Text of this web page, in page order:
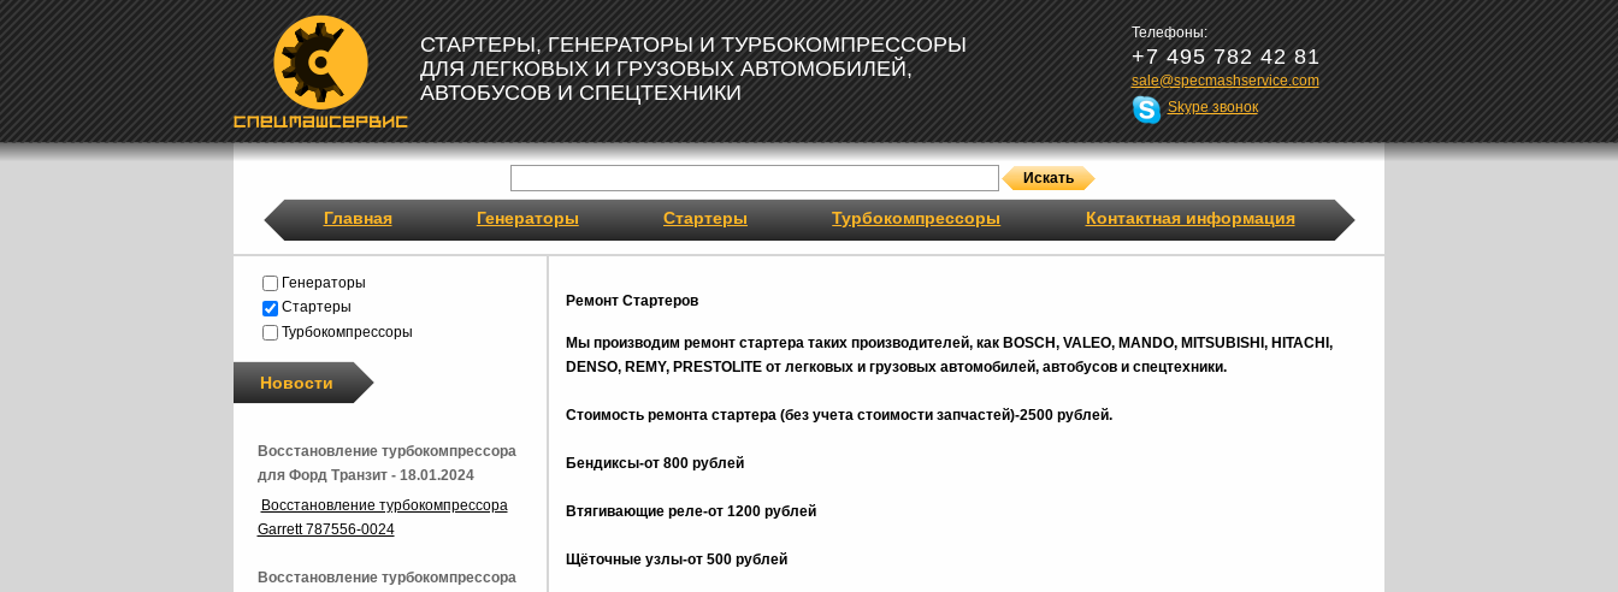
СТАРТЕРЫ, ГЕНЕРАТОРЫ И ТУРБОКОМПРЕССОРЫ
ДЛЯ ЛЕГКОВЫХ И ГРУЗОВЫХ АВТОМОБИЛЕЙ,
АВТОБУСОВ И СПЕЦТЕХНИКИ
Телефоны:
+7 495 782 42 81
sale@specmashservice.com
Skype звонок
Главная Генераторы Стартеры Турбокомпрессоры Контактная информация
Ремонт Стартеров
Мы производим ремонт стартера таких производителей, как BOSCH, VALEO, MANDO, MITSUBISHI, HITACHI,
DENSO, REMY, PRESTOLITE от легковых и грузовых автомобилей, автобусов и спецтехники.
Стоимость ремонта стартера (без учета стоимости запчастей)-2500 рублей.
Бендиксы-от 800 рублей
Втягивающие реле-от 1200 рублей
Щёточные узлы-от 500 рублей
Генераторы
Стартеры
Турбокомпрессоры
Новости
Восстановление турбокомпрессора
для Форд Транзит - 18.01.2024
Восстановление турбокомпрессора
Garrett 787556-0024
Восстановление турбокомпрессора